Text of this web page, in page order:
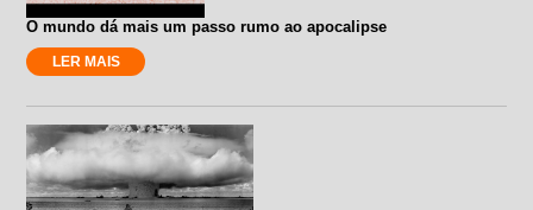
O mundo dá mais um passo rumo ao apocalipse
LER MAIS